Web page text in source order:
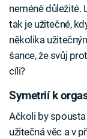
neméně důležité.
tak je užitečné,
několika
šance, že svůj
cíli?
Symetrií k
Ačkoli by
užitečná věc a v